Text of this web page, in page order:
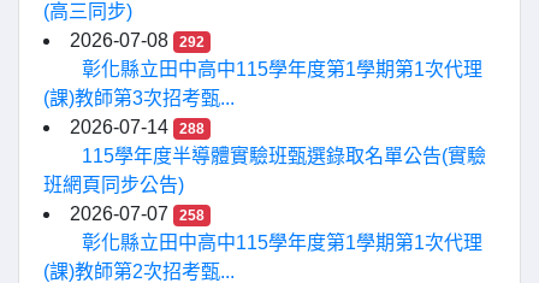
(高三同步)
2026-07-08
292
彰化縣立田中高中115學年度第1學期第1次代理
(課)教師第3次招考甄...
2026-07-14
288
115學年度半導體實驗班甄選錄取名單公告(實驗
班網頁同步公告)
2026-07-07
258
彰化縣立田中高中115學年度第1學期第1次代理
(課)教師第2次招考甄...